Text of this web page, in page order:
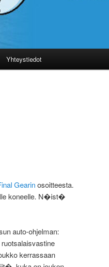
Yhteystiedot
Gearinosoitteesta.
koneelle. N�ist�
auto-ohjelman:
ruotsalaisvastine
kerrassaan